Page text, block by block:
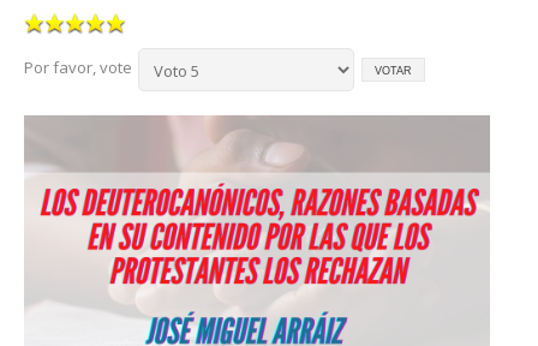
Por favor, vote